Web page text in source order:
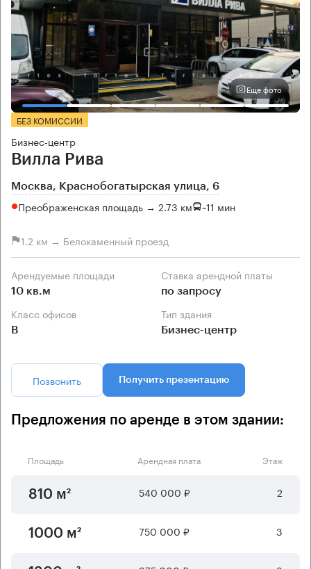
Еще фото
БЕЗ КОМИССИИ
Бизнес-центр
Вилла Рива
Москва, Краснобогатырская улица, 6
Преображенская площадь → 2.73 км ~11 мин
1.2 км → Белокаменный проезд
Арендуемые площади
10 кв.м
Ставка арендной платы
по запросу
Класс офисов
B
Тип здания
Бизнес-центр
Позвонить Получить презентацию
Предложения по аренде в этом здании:
Площадь Арендная плата Этаж
810 м² 540 000 ₽ 2
1000 м² 750 000 ₽ 3